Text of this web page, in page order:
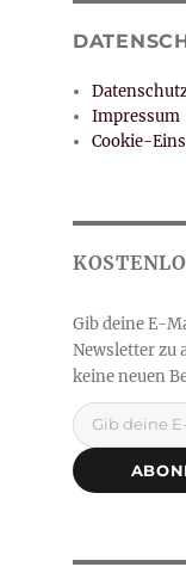
Impressum
Cookie-
Gib deine E-Mail-Adresse ein ...